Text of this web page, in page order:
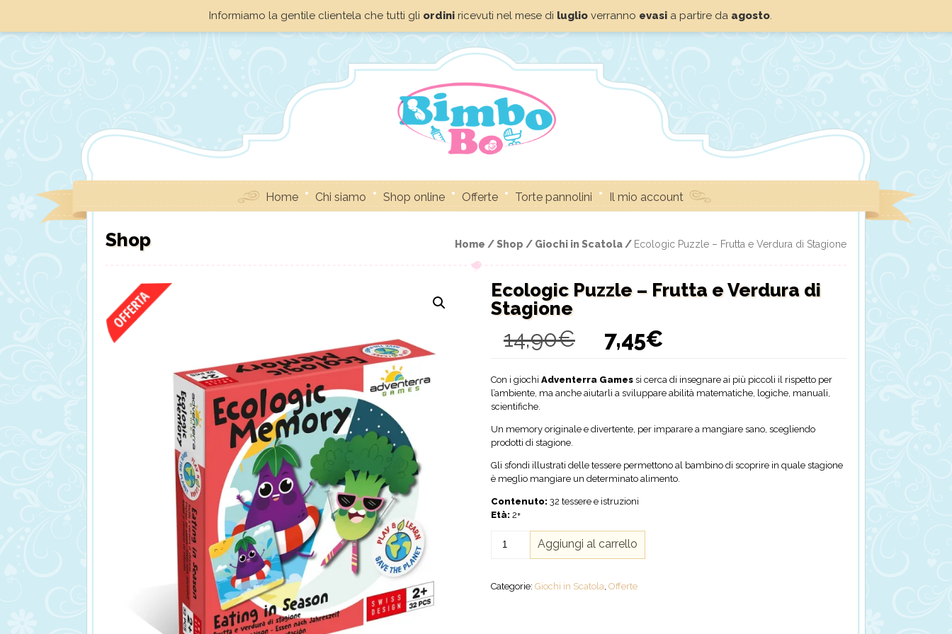
Informiamo la gentile clientela che tutti gli ordiniricevuti nel mese di luglioverranno evasia partire da agosto.
Home Chi siamo Shop online Offerte Torte pannolini Il mio account
Home /Shop / Giochi in Scatola / Ecologic Puzzle – Frutta e Verdura di Stagione
Shop
Ecologic Puzzle – Frutta e Verdura di
Stagione
14,90€ prezzo
era:
14,90€.
7,45€
è:
7,45€.
Con i giochi Adventerra Gamessi cerca di insegnare ai più piccoli il rispetto per
l’ambiente, ma anche aiutarli a sviluppare abilità matematiche, logiche, manuali,
scientifiche.
Un memory originale e divertente, per imparare a mangiare sano, scegliendo
prodotti di stagione.
Gli sfondi illustrati delle tessere permettono al bambino di scoprire in quale stagione
è meglio mangiare un determinato alimento.
Contenuto:32 tessere e istruzioni
Età:2+
Puzzle
e
Aggiungi al carrello
Categorie: Giochi in Scatola Offerte